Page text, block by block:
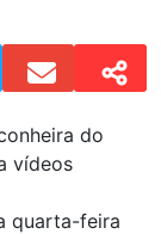
quarta-feira